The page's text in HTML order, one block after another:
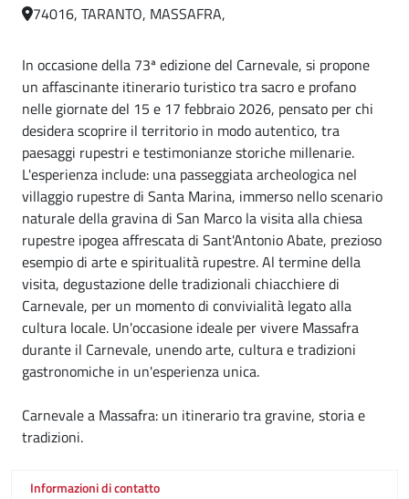
74016, TARANTO, MASSAFRA,
In occasione della 73ª edizione del Carnevale, si propone
un affascinante itinerario turistico tra sacro e profano
nelle giornate del 15 e 17 febbraio 2026, pensato per chi
desidera scoprire il territorio in modo autentico, tra
paesaggi rupestri e testimonianze storiche millenarie.
L'esperienza include: una passeggiata archeologica nel
villaggio rupestre di Santa Marina, immerso nello scenario
naturale della gravina di San Marco la visita alla chiesa
rupestre ipogea affrescata di Sant'Antonio Abate, prezioso
esempio di arte e spiritualità rupestre. Al termine della
visita, degustazione delle tradizionali chiacchiere di
Carnevale, per un momento di convivialità legato alla
cultura locale. Un'occasione ideale per vivere Massafra
durante il Carnevale, unendo arte, cultura e tradizioni
gastronomiche in un'esperienza unica.
Carnevale a Massafra: un itinerario tra gravine, storia e
tradizioni.
Informazioni di contatto